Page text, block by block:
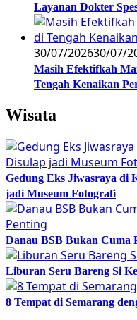
Layanan Dokter
30/07/202630/07/
Masih Efektifkah
Tengah Kenaikan
Wisata
Gedung Eks Jiwasraya di
jadi Museum Fotografi
Danau BSB Bukan Cuma
Liburan Seru Bareng Si
8 Tempat di Semarang